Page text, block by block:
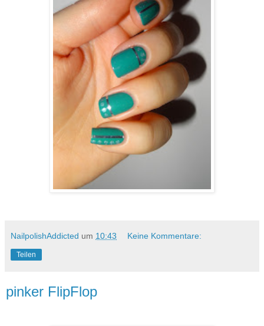
NailpolishAddicted um 10:43 Keine Kommentare:
Teilen
pinker FlipFlop